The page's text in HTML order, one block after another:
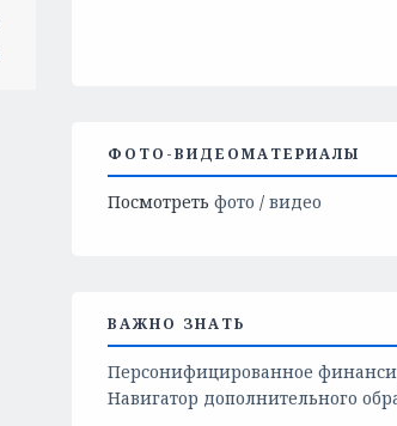
ФОТО-ВИДЕОМАТЕРИАЛЫ
Посмотреть фото / видео
ВАЖНО ЗНАТЬ
Персонифицированное
Навигатор дополнительного